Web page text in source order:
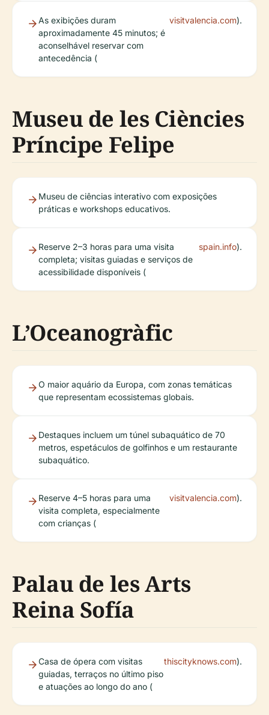
As exibições duram
aproximadamente 45 minutos; é
aconselhável reservar com
antecedência (
visitvalencia.com).
Museu de les Ciències
Príncipe Felipe
Museu de ciências interativo com exposições
práticas e workshops educativos.
Reserve 2–3 horas para uma visita
completa; visitas guiadas e serviços de
acessibilidade disponíveis (
spain.info).
L’Oceanogràfic
O maior aquário da Europa, com zonas temáticas
que representam ecossistemas globais.
Destaques incluem um túnel subaquático de 70
metros, espetáculos de golfinhos e um restaurante
subaquático.
Reserve 4–5 horas para uma
visita completa, especialmente
com crianças (
visitvalencia.com).
Palau de les Arts
Reina Sofía
Casa de ópera com visitas
guiadas, terraços no último piso
e atuações ao longo do ano (
thiscityknows.com).